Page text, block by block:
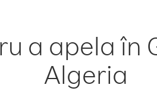
a apela în
Algeria